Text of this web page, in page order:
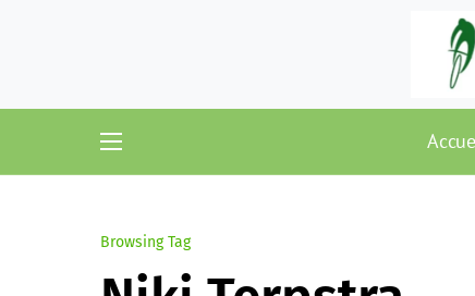
Browsing Tag